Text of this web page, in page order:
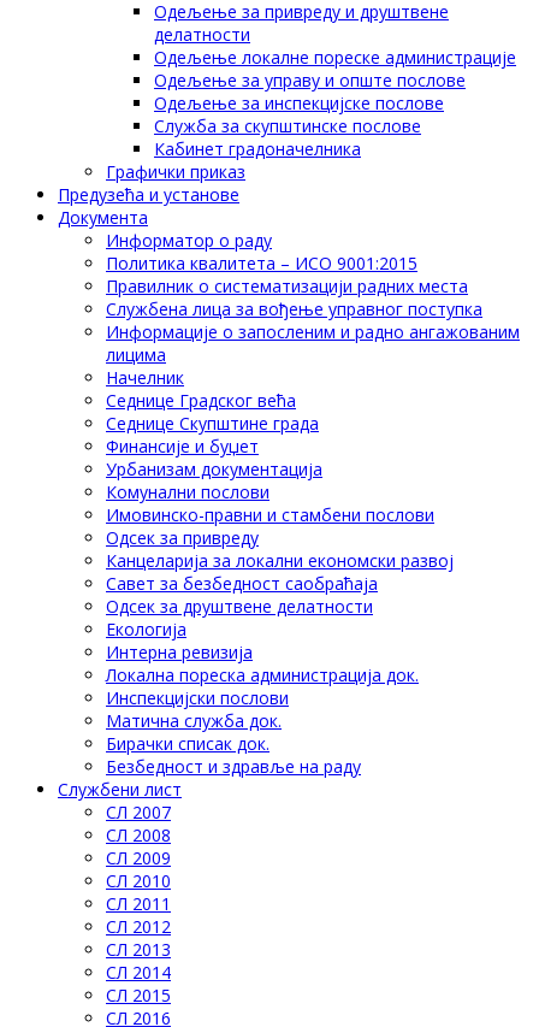
Одељење за привреду и друштвене
делатности
Одељење локалне пореске администрације
Одељење за управу и опште послове
Одељење за инспекцијске послове
Служба за скупштинске послове
Кабинет градоначелника
Графички приказ
Предузећа и установе
Документа
Информатор о раду
Политика квалитета – ИСО 9001:2015
Правилник о систематизацији радних места
Службена лица за вођење управног поступка
Информације о запосленим и радно ангажованим
лицима
Начелник
Седнице Градског већа
Седнице Скупштине града
Финансије и буџет
Урбанизам документација
Комунални послови
Имовинско-правни и стамбени послови
Одсек за привреду
Канцеларија за локални економски развој
Савет за безбедност саобраћаја
Одсек за друштвене делатности
Eкологија
Интерна ревизија
Локална пореска администрација док.
Инспекцијски послови
Матична служба док.
Бирачки списак док.
Безбедност и здравље на раду
Службени лист
СЛ 2007
СЛ 2008
СЛ 2009
СЛ 2010
СЛ 2011
СЛ 2012
СЛ 2013
СЛ 2014
СЛ 2015
СЛ 2016